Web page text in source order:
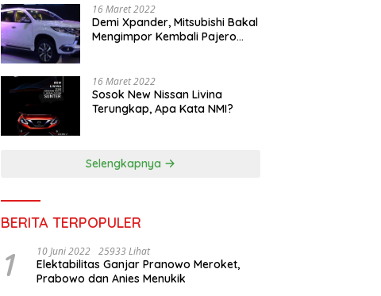
16 Maret 2022
Demi Xpander, Mitsubishi Bakal
Mengimpor Kembali Pajero
16 Maret 2022
Sosok New Nissan Livina
Terungkap, Apa Kata NMI?
Selengkapnya
BERITA TERPOPULER
1 10 Juni 2022 25933 Lihat
Elektabilitas Ganjar Pranowo Meroket,
Prabowo dan Anies Menukik